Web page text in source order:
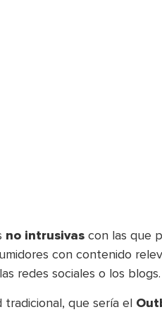
no intrusivas con las que
con contenido
redes sociales o los blogs.
que sería el